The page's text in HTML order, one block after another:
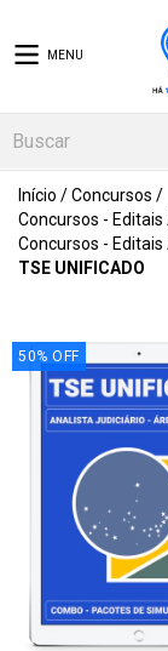
MENU
Início /Concursos /
Concursos -
Concursos -
TSE UNIFICADO
50% OFF